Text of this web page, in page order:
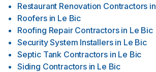
Restaurant Renovation Contractors in
Roofers in Le Bic
Roofing Repair Contractors in Le Bic
Security System Installers in Le Bic
Septic Tank Contractors in Le Bic
Siding Contractors in Le Bic